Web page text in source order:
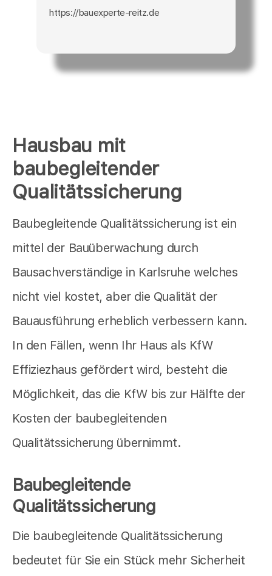
Hausbau mit
baubegleitender
Qualitätssicherung
Baubegleitende Qualitätssicherung ist ein
mittel der Bauüberwachung durch
Bausachverständige in Karlsruhe welches
nicht viel kostet, aber die Qualität der
Bauausführung erheblich verbessern kann.
In den Fällen, wenn Ihr Haus als KfW
Effiziezhaus gefördert wird, besteht die
Möglichkeit, das die KfW bis zur Hälfte der
Kosten der baubegleitenden
Qualitätssicherung übernimmt.
Baubegleitende
Qualitätssicherung
Die baubegleitende Qualitätssicherung
bedeutet für Sie ein Stück mehr Sicherheit
https://bauexperte-reitz.de